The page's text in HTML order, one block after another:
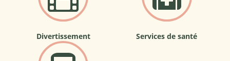
Divertissement Services de santé